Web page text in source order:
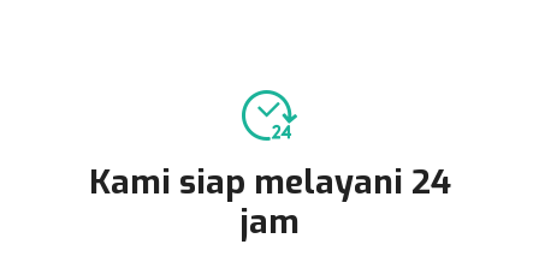
Kami siap melayani 24
jam